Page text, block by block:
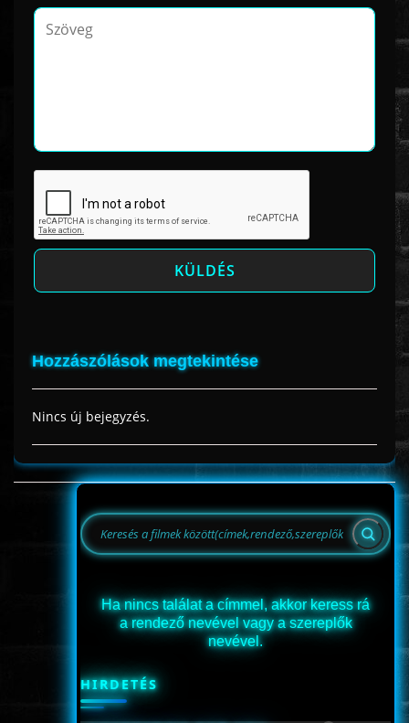
Hozzászólások megtekintése
Nincs új bejegyzés.
Ha nincs találat a címmel, akkor keress rá
a rendező nevével vagy a szereplők
nevével.
HIRDETÉS